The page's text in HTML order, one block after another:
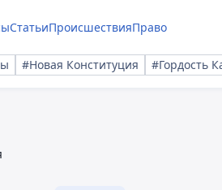
СтатьиПроисшествияПраво
#Новая Конституция #Гордость